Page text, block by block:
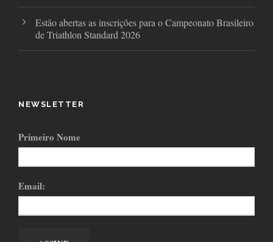
Estão abertas as inscrições para o Campeonato Brasileiro
de Triathlon Standard 2026
NEWSLETTER
Primeiro Nome
Email: